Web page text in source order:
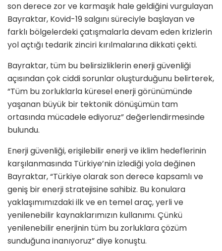
son derece zor ve karmaşık hale geldiğini vurgulayan
Bayraktar, Kovid-19 salgını süreciyle başlayan ve
farklı bölgelerdeki çatışmalarla devam eden krizlerin
yol açtığı tedarik zinciri kırılmalarına dikkati çekti.
Bayraktar, tüm bu belirsizliklerin enerji güvenliği
açısından çok ciddi sorunlar oluşturduğunu belirterek,
“Tüm bu zorluklarla küresel enerji görünümünde
yaşanan büyük bir tektonik dönüşümün tam
ortasında mücadele ediyoruz” değerlendirmesinde
bulundu.
Enerji güvenliği, erişilebilir enerji ve iklim hedeflerinin
karşılanmasında Türkiye’nin izlediği yola değinen
Bayraktar, “Türkiye olarak son derece kapsamlı ve
geniş bir enerji stratejisine sahibiz. Bu konulara
yaklaşımımızdaki ilk ve en temel araç, yerli ve
yenilenebilir kaynaklarımızın kullanımı. Çünkü
yenilenebilir enerjinin tüm bu zorluklara çözüm
sunduğuna inanıyoruz” diye konuştu.